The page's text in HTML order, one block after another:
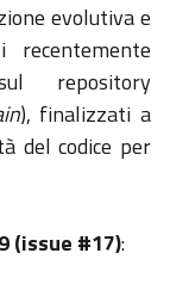
evolutiva e
recentemente
repository
), finalizzati a
del codice per
(issue #17):